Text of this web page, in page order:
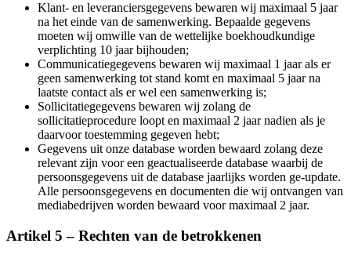
Klant- en leveranciersgegevens bewaren wij maximaal 5 jaar
na het einde van de samenwerking. Bepaalde gegevens
moeten wij omwille van de wettelijke boekhoudkundige
verplichting 10 jaar bijhouden;
Communicatiegegevens bewaren wij maximaal 1 jaar als er
geen samenwerking tot stand komt en maximaal 5 jaar na
laatste contact als er wel een samenwerking is;
Sollicitatiegegevens bewaren wij zolang de
sollicitatieprocedure loopt en maximaal 2 jaar nadien als je
daarvoor toestemming gegeven hebt;
Gegevens uit onze database worden bewaard zolang deze
relevant zijn voor een geactualiseerde database waarbij de
persoonsgegevens uit de database jaarlijks worden ge-update.
Alle persoonsgegevens en documenten die wij ontvangen van
mediabedrijven worden bewaard voor maximaal 2 jaar.
Artikel 5 – Rechten van de betrokkenen